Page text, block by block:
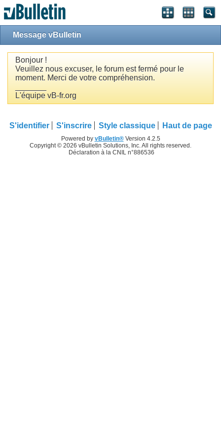
Message vBulletin
Bonjour !
Veuillez nous excuser, le forum est fermé pour le
moment. Merci de votre compréhension.
L'équipe vB-fr.org
S'identifier S'inscrire Style classique Haut de page
Powered by vBulletin®Version 4.2.5
Copyright © 2026 vBulletin Solutions, Inc. All rights reserved.
Déclaration à la CNIL n°886536